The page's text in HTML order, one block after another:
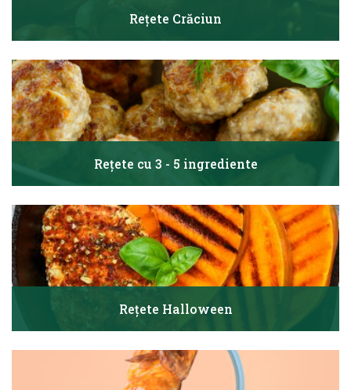
Rețete Crăciun
Rețete cu 3 - 5 ingrediente
Rețete Halloween